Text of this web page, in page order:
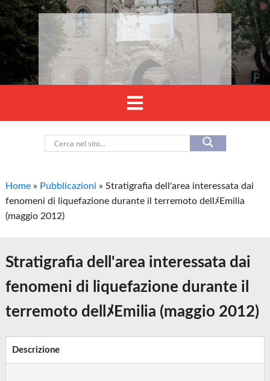
Home » Pubblicazioni »Stratigrafia dell'area interessata dai
fenomeni di liquefazione durante il terremoto dellﾒEmilia
(maggio 2012)
Stratigrafia dell'area interessata dai
fenomeni di liquefazione durante il
terremoto dellﾒEmilia (maggio 2012)
Descrizione